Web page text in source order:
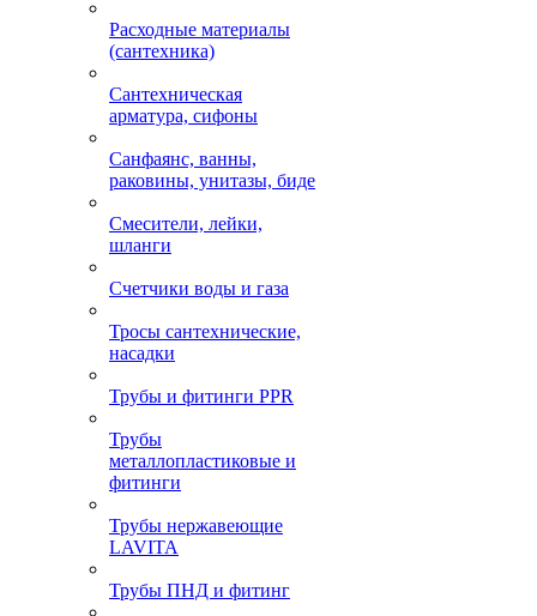
Расходные материалы
(сантехника)
Сантехническая
арматура, сифоны
Санфаянс, ванны,
раковины, унитазы, биде
Смесители, лейки,
шланги
Счетчики воды и газа
Тросы сантехнические,
насадки
Трубы и фитинги PPR
Трубы
металлопластиковые и
фитинги
Трубы нержавеющие
LAVITA
Трубы ПНД и фитинг